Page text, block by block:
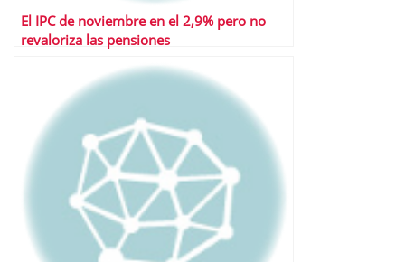
El IPC de noviembre en el 2,9% pero no
revaloriza las pensiones